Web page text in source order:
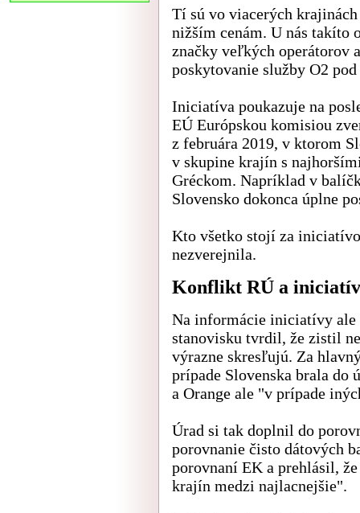
Tí sú vo viacerých
nižším cenám. U nás takíto
značky veľkých operátorov
poskytovanie služby O2 pod
Iniciatíva poukazuje na
EÚ Európskou komisiou
z februára 2019, v ktorom
v skupine krajín s
Gréckom. Napríklad v
Slovensko dokonca úplne
Kto všetko stojí za
nezverejnila.
Konflikt RÚ a
Na informácie iniciatívy ale
stanovisku tvrdil, že zistil
výrazne skresľujú. Za
prípade Slovenska brala do
a Orange ale "v prípade
Úrad si tak doplnil do
porovnanie čisto dátových
porovnaní EK a prehlásil,
krajín medzi najlacnejšie".